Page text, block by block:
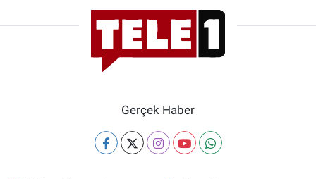
Gerçek Haber